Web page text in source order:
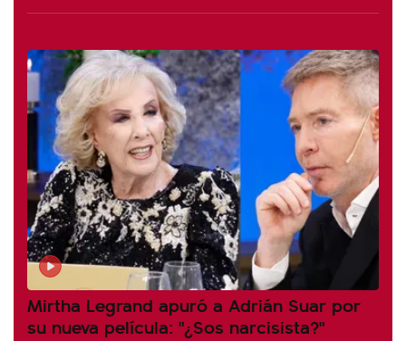
Mirtha Legrand apuró a Adrián Suar por
su nueva película: "¿Sos narcisista?"